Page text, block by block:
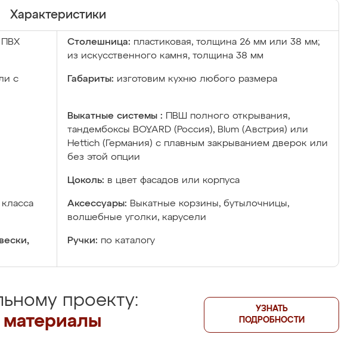
Характеристики
ПВХ Столешница: пластиковая, толщина 26 мм или 38 мм;
из искусственного камня, толщина 38 мм
с
Габариты: изготовим кухню любого размера
Выкатные системы :
ПВШ полного открывания,
тандембоксы BOYARD (Россия), Blum (Австрия) или
Hettich (Германия) с плавным закрыванием дверок или
без этой опции
Цоколь: в цвет фасадов или корпуса
Аксессуары: Выкатные корзины, бутылочницы,
волшебные уголки, карусели
Ручки: по каталогу
проекту:
УЗНАТЬ
ПОДРОБНОСТИ